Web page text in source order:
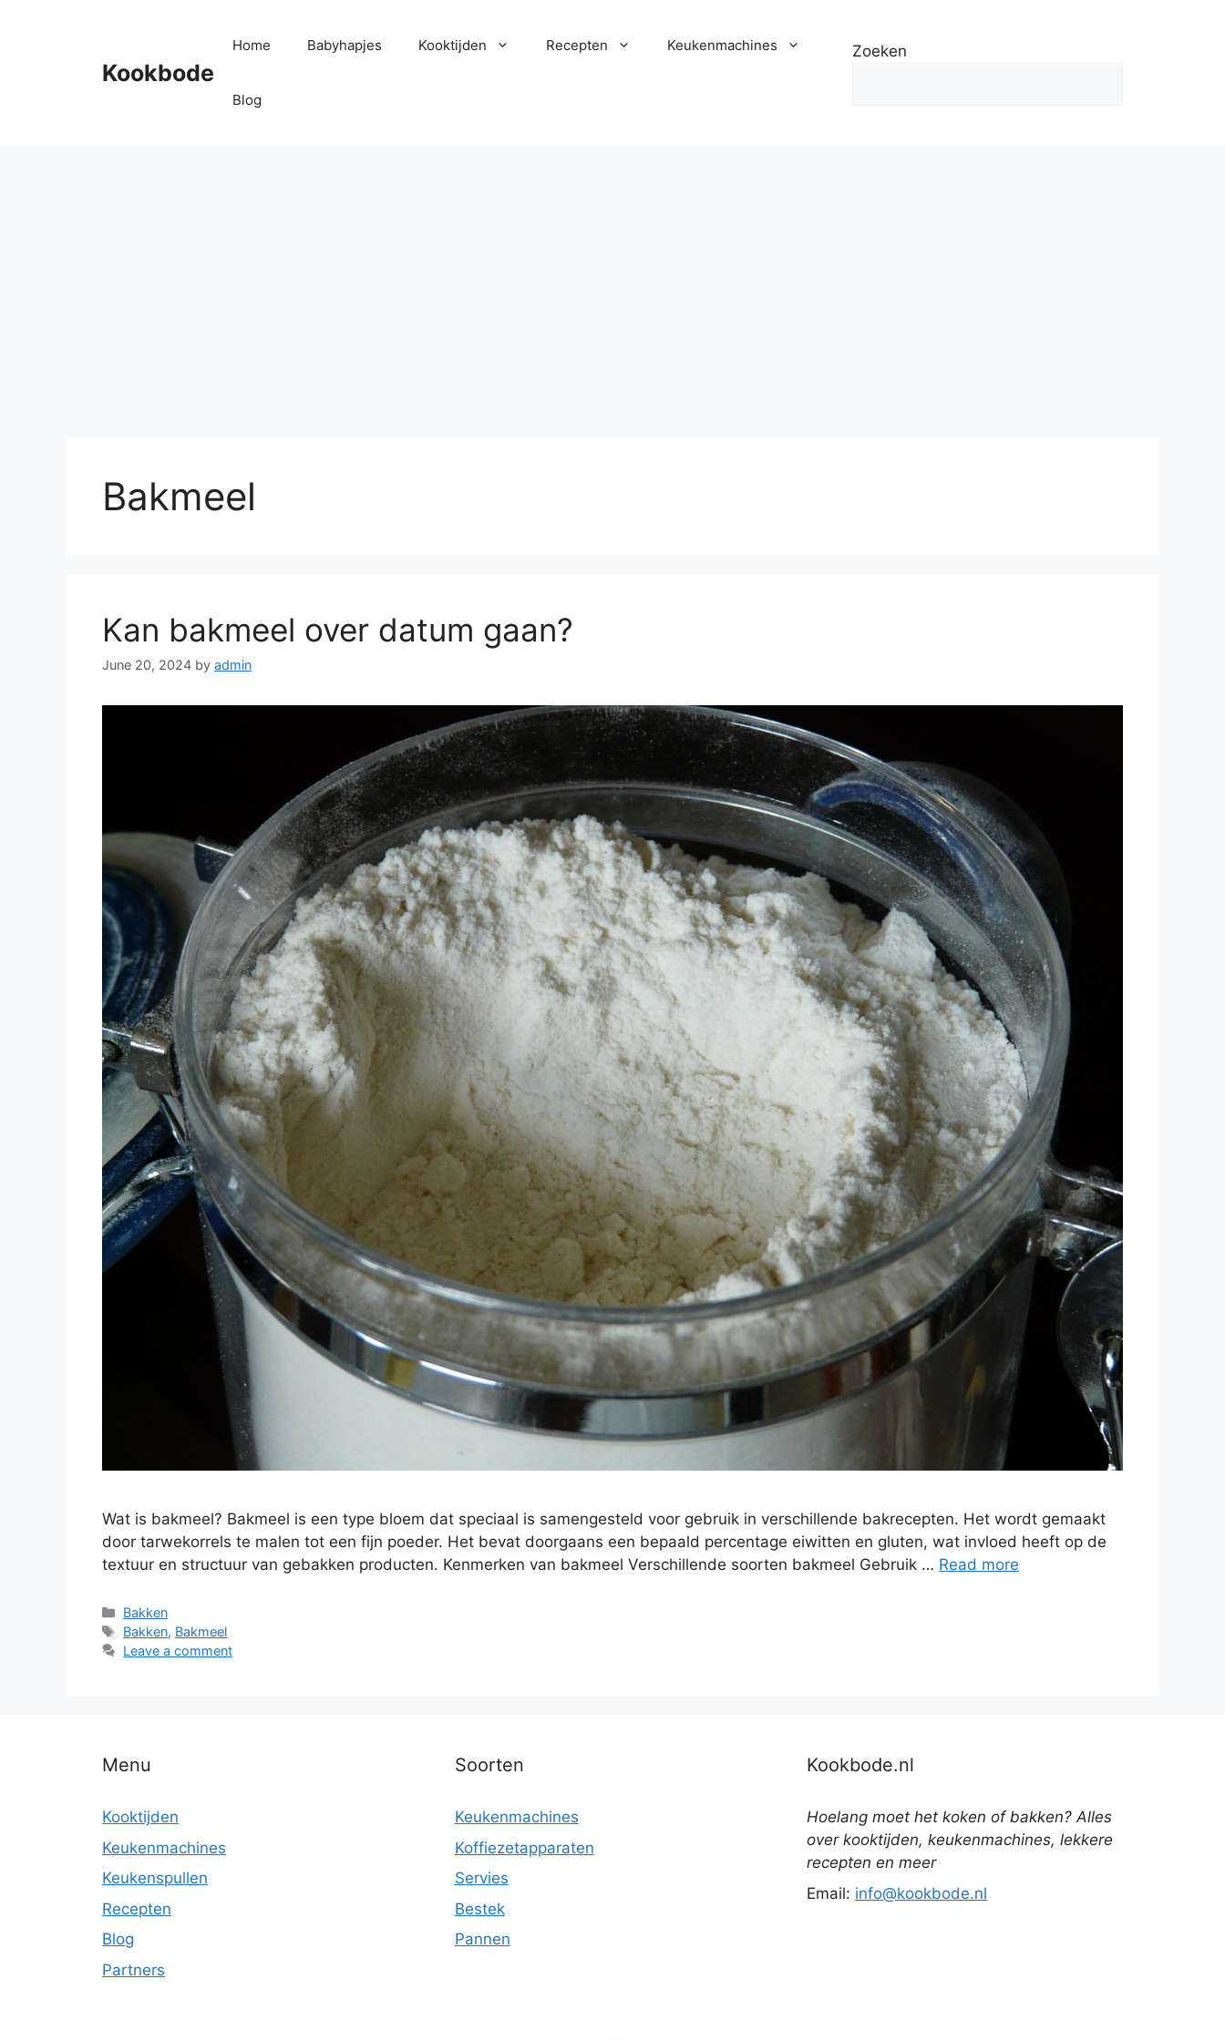
Kookbode
Home Babyhapjes Kooktijden Recepten Keukenmachines
Blog
Zoeken
Bakmeel
Kan bakmeel over datum gaan?
June 20, 2024 by admin
Wat is bakmeel? Bakmeel is een type bloem dat speciaal is samengesteld voor gebruik in verschillende bakrecepten. Het wordt gemaakt
door tarwekorrels te malen tot een fijn poeder. Het bevat doorgaans een bepaald percentage eiwitten en gluten, wat invloed heeft op de
textuur en structuur van gebakken producten. Kenmerken van bakmeel Verschillende soorten bakmeel Gebruik … Read more
Bakken
Bakken, Bakmeel
Leave a comment
Menu
Kooktijden
Keukenmachines
Keukenspullen
Recepten
Blog
Partners
Soorten
Keukenmachines
Koffiezetapparaten
Servies
Bestek
Pannen
Kookbode.nl
Hoelang moet het koken of bakken? Alles
over kooktijden, keukenmachines, lekkere
recepten en meer
Email: info@kookbode.nl